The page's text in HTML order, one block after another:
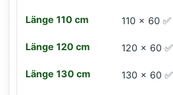
110 × 60 ✅
120 × 60 ✅
130 × 60 ✅